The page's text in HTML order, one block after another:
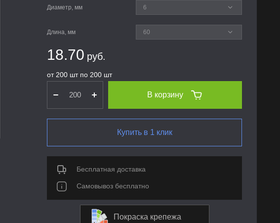
Диаметр, мм
Длина, мм
18.70 руб.
от 200 шт по 200 шт
В корзину
Купить в 1 клик
Бесплатная доставка
Самовывоз бесплатно
Покраска крепежа